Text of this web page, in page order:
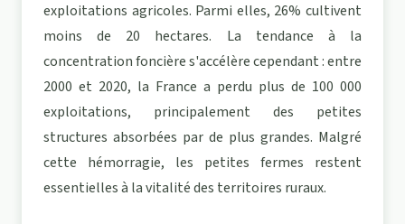
exploitations agricoles. Parmi elles, 26% cultivent
moins de 20 hectares. La tendance à la
concentration foncière s'accélère cependant : entre
2000 et 2020, la France a perdu plus de 100 000
exploitations, principalement des petites
structures absorbées par de plus grandes. Malgré
cette hémorragie, les petites fermes restent
essentielles à la vitalité des territoires ruraux.